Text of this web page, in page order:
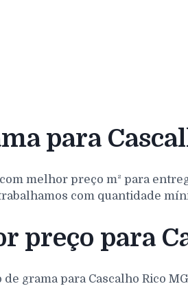
para
melhor preço m² para
com quantidade
preço para
de grama para Cascalho Rico MG